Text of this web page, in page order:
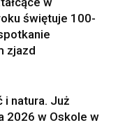
świętuje 100-
zjazd
i natura. Już
2026 w Oskole w